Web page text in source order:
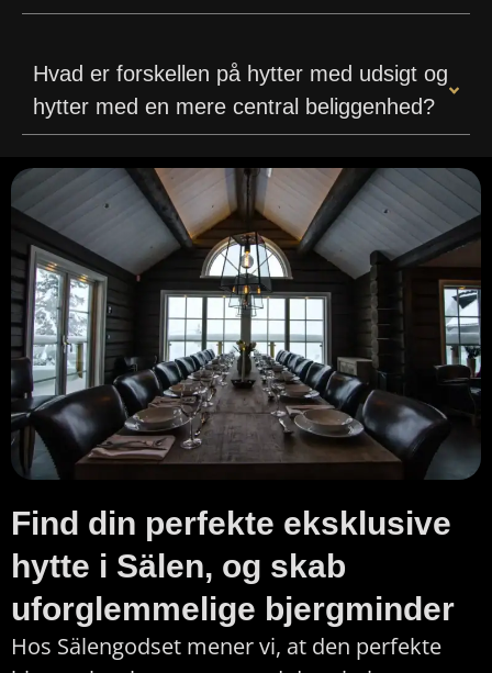
Hvad er forskellen på hytter med udsigt og
hytter med en mere central beliggenhed?
Find din perfekte eksklusive
hytte i Sälen, og skab
uforglemmelige bjergminder
Hos Sälengodset mener vi, at den perfekte